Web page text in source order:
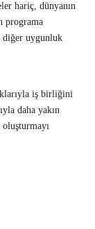
hariç, dünyanın
programa
diğer uygunluk
iş birliğini
daha yakın